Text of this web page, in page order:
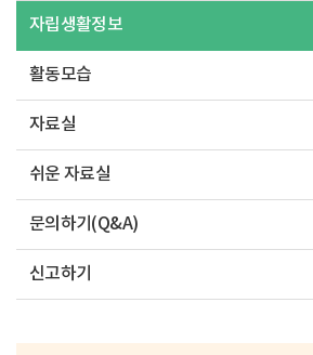
자립생활정보
활동모습
자료실
쉬운 자료실
문의하기(Q&A)
신고하기